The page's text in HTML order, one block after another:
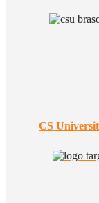
CS